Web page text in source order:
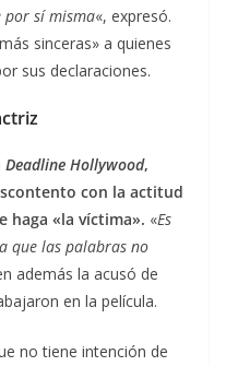
por sí misma«, expresó.
sinceras» a quienes
sus declaraciones.
Deadline Hollywood,
con la actitud
haga «la víctima». «Es
que las palabras no
además la acusó de
en la película.
no tiene intención de